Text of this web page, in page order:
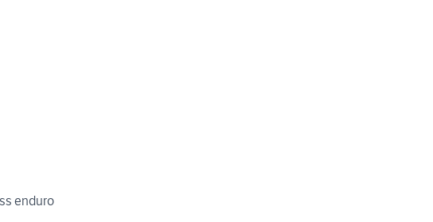
enduro